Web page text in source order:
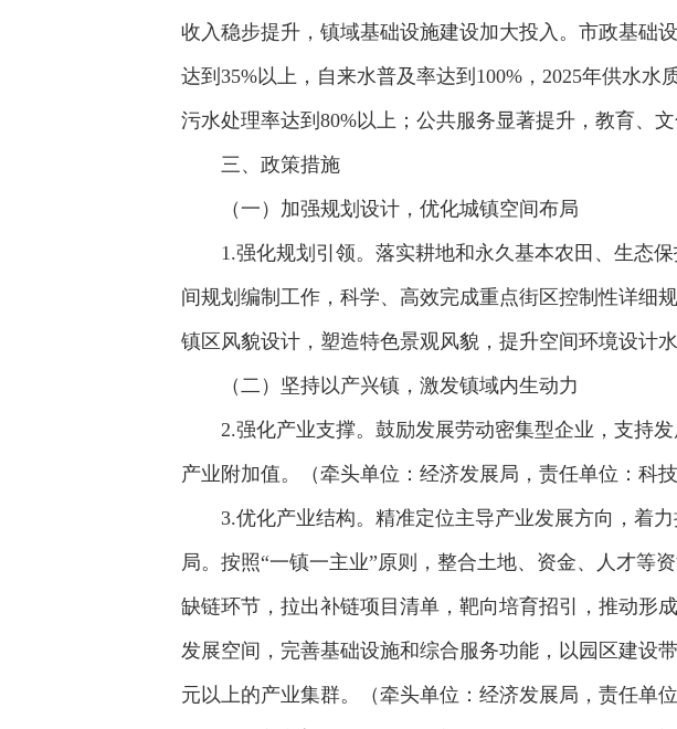
收入稳步提升，镇域基础设施建设加大投入。市政基础
达到35%以上，自来水普及率达到100%，2025年供水
污水处理率达到80%以上；公共服务显著提升，教育、
三、政策措施
（一）加强规划设计，优化城镇空间布局
1.强化规划引领。落实耕地和永久基本农田、生态
间规划编制工作，科学、高效完成重点街区控制性详细
镇区风貌设计，塑造特色景观风貌，提升空间环境设计
（二）坚持以产兴镇，激发镇域内生动力
2.强化产业支撑。鼓励发展劳动密集型企业，支持
产业附加值。（牵头单位：经济发展局，责任单位：科技
3.优化产业结构。精准定位主导产业发展方向，着
局。按照“一镇一主业”原则，整合土地、资金、人才等
缺链环节，拉出补链项目清单，靶向培育招引，推动形
发展空间，完善基础设施和综合服务功能，以园区建设
元以上的产业集群。（牵头单位：经济发展局，责任单